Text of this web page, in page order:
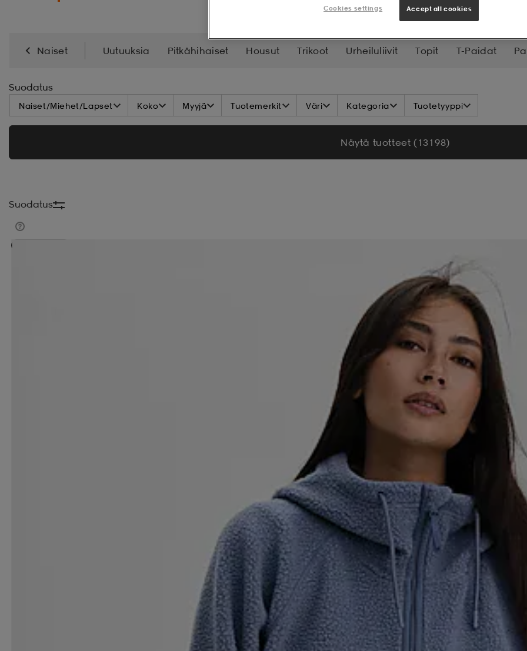
Naiset Uutuuksia Pitkähihaiset Housut Trikoot Urheiluliivit Topit T-Paidat
Hameet & Mekot
Suodatus
Naiset/Miehet/Lapset Koko Myyjä Tuotemerkit Väri Kategoria Tuotetyyppi
Näytä tuotteet (13 198)
Suodatus
Cookies settings Accept all cookies